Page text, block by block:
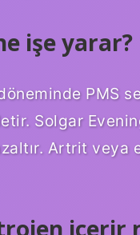
işe yarar?
PMS
Solgar
Artrit veya
içerir